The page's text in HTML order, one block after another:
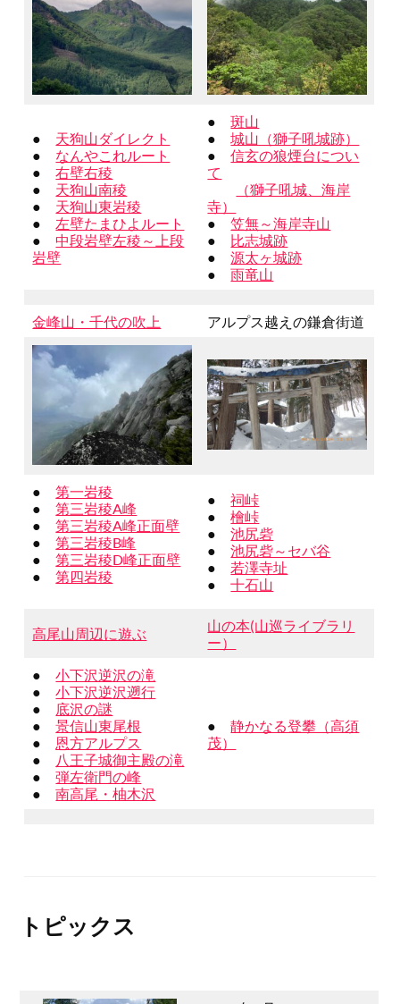
● 天狗山ダイレクト
● なんやこれルート
●右壁右稜
● 天狗山南稜
● 天狗山東岩稜
● 左壁たまひよルート
●中段岩壁左稜～上段
岩壁
●斑山
●城山（獅子吼城跡）
●信玄の狼煙台につい
て
（獅子吼城、海岸
寺）
●笠無～海岸寺山
● 比志城跡
●源太ヶ城跡
●雨竜山
金峰山・千代の吹上 アルプス越えの鎌倉街道
●第一岩稜
●第三岩稜A峰
●第三岩稜A峰正面壁
●第三岩稜B峰
●第三岩稜D峰正面壁
●第四岩稜
●祠峠
●檜峠
●池尻砦
●池尻砦～セバ谷
● 若澤寺址
●十石山
高尾山周辺に遊ぶ
山の本(山巡ライブラリ
ー）
●小下沢逆沢の滝
●小下沢逆沢遡行
● 底沢の謎
●景信山東尾根
● 恩方アルプス
● 八王子城御主殿の滝
●弾左衛門の峰
●南高尾・柚木沢
●静かなる登攀（高須
茂）
トピックス